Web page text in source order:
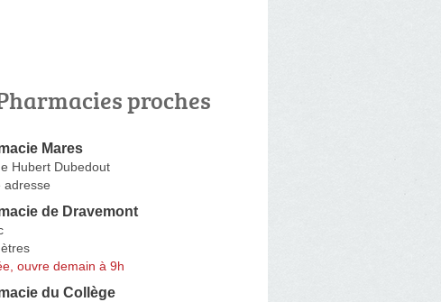
proches
Mares
Hubert Dubedout
adresse
de Dravemont
ouvre demain à 9h
du Collège